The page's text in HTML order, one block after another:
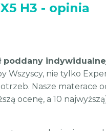
H3 - opinia
poddany
Wszyscy, nie tylko
Nasze materace
ocenę, a 10